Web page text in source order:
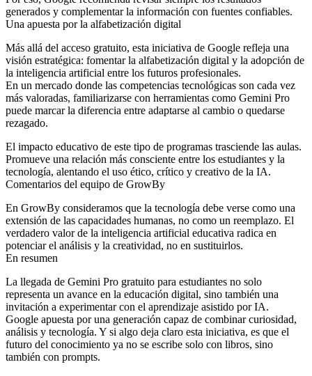
generados y complementar la información con fuentes confiables.
Una apuesta por la alfabetización digital
Más allá del acceso gratuito, esta iniciativa de Google refleja una
visión estratégica: fomentar la alfabetización digital y la adopción de
la inteligencia artificial entre los futuros profesionales.
En un mercado donde las competencias tecnológicas son cada vez
más valoradas, familiarizarse con herramientas como Gemini Pro
puede marcar la diferencia entre adaptarse al cambio o quedarse
rezagado.
El impacto educativo de este tipo de programas trasciende las aulas.
Promueve una relación más consciente entre los estudiantes y la
tecnología, alentando el uso ético, crítico y creativo de la IA.
Comentarios del equipo de GrowBy
En GrowBy consideramos que la tecnología debe verse como una
extensión de las capacidades humanas, no como un reemplazo. El
verdadero valor de la inteligencia artificial educativa radica en
potenciar el análisis y la creatividad, no en sustituirlos.
En resumen
La llegada de Gemini Pro gratuito para estudiantes no solo
representa un avance en la educación digital, sino también una
invitación a experimentar con el aprendizaje asistido por IA.
Google apuesta por una generación capaz de combinar curiosidad,
análisis y tecnología. Y si algo deja claro esta iniciativa, es que el
futuro del conocimiento ya no se escribe solo con libros, sino
también con prompts.